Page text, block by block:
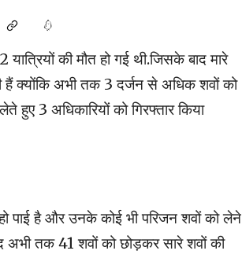
की मौत हो गई थी.जिसके बाद मारे
हैं क्योंकि अभी तक 3 दर्जन से अधिक शवों को
हुए 3 अधिकारियों को गिरफ्तार किया
पाई है और उनके कोई भी परिजन शवों को लेने
अभी तक 41 शवों को छोड़कर सारे शवों की